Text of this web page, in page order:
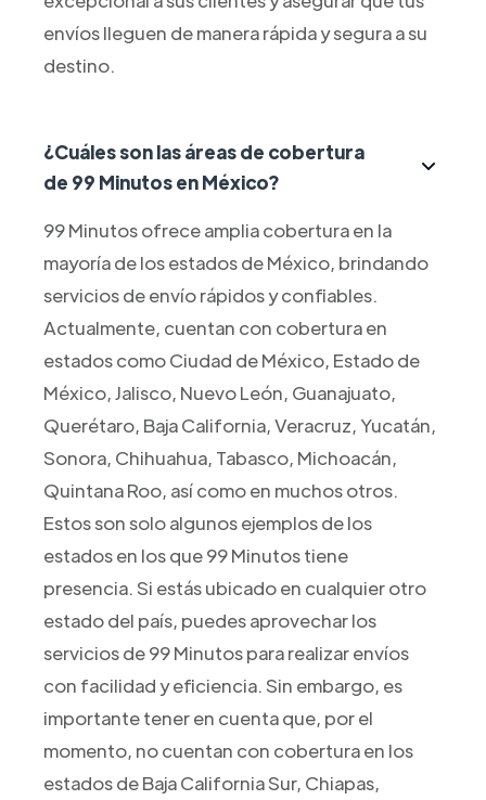
envíos lleguen de manera rápida y segura a su
destino.
¿Cuáles son las áreas de cobertura
de 99 Minutos en México?
99 Minutos ofrece amplia cobertura en la
mayoría de los estados de México, brindando
servicios de envío rápidos y confiables.
Actualmente, cuentan con cobertura en
estados como Ciudad de México, Estado de
México, Jalisco, Nuevo León, Guanajuato,
Querétaro, Baja California, Veracruz, Yucatán,
Sonora, Chihuahua, Tabasco, Michoacán,
Quintana Roo, así como en muchos otros.
Estos son solo algunos ejemplos de los
estados en los que 99 Minutos tiene
presencia. Si estás ubicado en cualquier otro
estado del país, puedes aprovechar los
servicios de 99 Minutos para realizar envíos
con facilidad y eficiencia. Sin embargo, es
importante tener en cuenta que, por el
momento, no cuentan con cobertura en los
estados de Baja California Sur, Chiapas,